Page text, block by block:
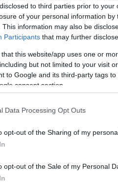
to third parties prior to
of your personal information by
This information may also be
Participants that may further
that this website/app uses one or
but not limited to your visit
to Google and its third-party tags
consent section.
Data Processing Opt Outs
opt-out of the Sharing of my
opt-out of the Sale of my Personal
la